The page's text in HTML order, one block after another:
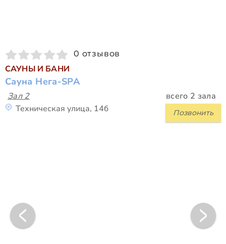
0 отзывов
САУНЫ И БАНИ
Сауна Нега-SPA
Зал 2 всего 2 зала
Позвонить
Техническая улица, 14б